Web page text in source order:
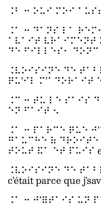
⠨⠃ ⠒ ⠕⠥⠊ ⠍⠕⠊
⠨⠁ ⠒ ⠙⠁⠝⠎ ⠇⠁
⠁⠧⠁⠊⠞ ⠧⠗⠁⠊⠍⠑⠝⠞
⠙⠑ ⠋⠊⠇⠇⠑⠎⠂
⠨⠧⠕⠊⠎⠊⠝⠑ ⠙⠑
⠟⠥’⠊⠇ ⠍’⠁⠙⠕⠗⠁⠊⠞
⠨⠉ ⠒ ⠞⠥ ⠇⠑ ⠎⠁⠊⠎
⠑⠝ ⠋⠁⠊⠞ ⠢
⠨⠁ ⠒ ⠏⠁⠗⠉⠑ ⠟⠥⠑
⠛⠁⠥⠉⠓⠑ ⠷
⠞⠕⠥⠞ ⠯⠁ ⠑⠞ ⠏⠥⠊⠎
⠨⠧⠕⠊⠎⠊⠝⠑ ⠙⠑
c’était parce que
⠨⠁ ⠒ ⠚’⠿⠞⠁⠊⠎ ⠥⠝